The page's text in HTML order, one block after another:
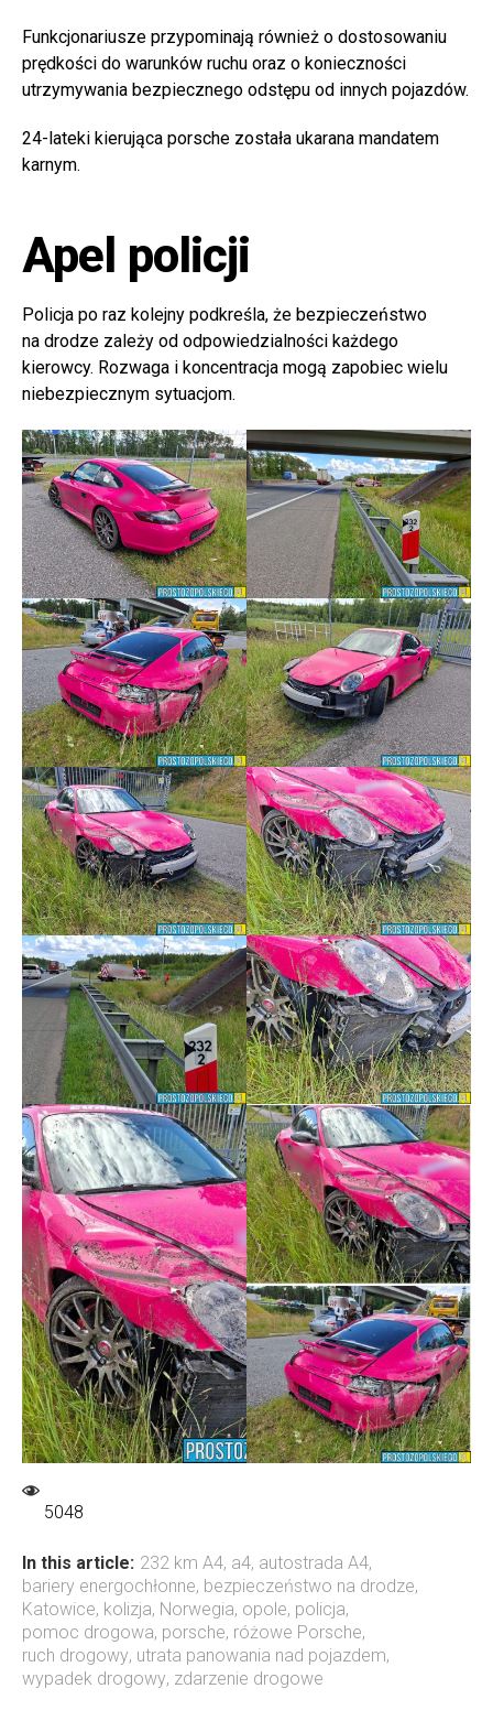
Funkcjonariusze przypominają również o dostosowaniu
prędkości do warunków ruchu oraz o konieczności
utrzymywania bezpiecznego odstępu od innych pojazdów.
24-lateki kierująca porsche została ukarana mandatem
karnym.
Apel policji
Policja po raz kolejny podkreśla, że bezpieczeństwo
na drodze zależy od odpowiedzialności każdego
kierowcy. Rozwaga i koncentracja mogą zapobiec wielu
niebezpiecznym sytuacjom.
5048
In this article: 232 km A4, a4, autostrada A4,
bariery energochłonne, bezpieczeństwo na drodze,
Katowice, kolizja, Norwegia, opole, policja,
pomoc drogowa, porsche, różowe Porsche,
ruch drogowy, utrata panowania nad pojazdem,
wypadek drogowy, zdarzenie drogowe